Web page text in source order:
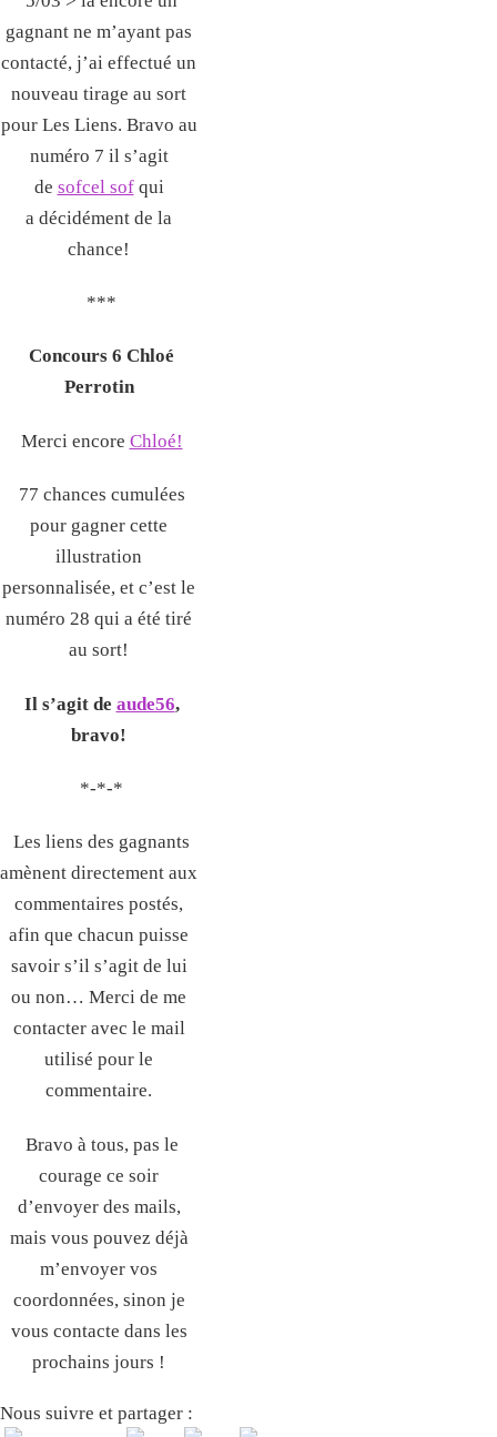
gagnant ne m’ayant pas
contacté, j’ai effectué un
nouveau tirage au sort
pour Les Liens. Bravo au
numéro 7 il s’agit
de sofcel sofqui
a décidément de la
chance!
***
Concours 6 Chloé
Perrotin
Merci encore Chloé!
77 chances cumulées
pour gagner cette
illustration
personnalisée, et c’est le
numéro 28 qui a été tiré
au sort!
Il s’agit de aude56,
bravo!
*-*-*
Les liens des gagnants
amènent directement aux
commentaires postés,
afin que chacun puisse
savoir s’il s’agit de lui
ou non… Merci de me
contacter avec le mail
utilisé pour le
commentaire.
Bravo à tous, pas le
courage ce soir
d’envoyer des mails,
mais vous pouvez déjà
m’envoyer vos
coordonnées, sinon je
vous contacte dans les
prochains jours !
Nous suivre et partager :